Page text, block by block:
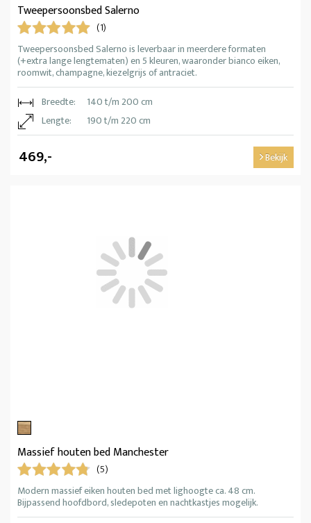
Tweepersoonsbed Salerno
(1)
Tweepersoonsbed Salerno is leverbaar in meerdere formaten
(+extra lange lengtematen) en 5 kleuren, waaronder bianco eiken,
roomwit, champagne, kiezelgrijs of antraciet.
Breedte:
140 t/m 200 cm
Lengte:
190 t/m 220 cm
469,- Bekijk
Massief houten bed Manchester
(5)
Modern massief eiken houten bed met lighoogte ca. 48 cm.
Bijpassend hoofdbord, sledepoten en nachtkastjes mogelijk.